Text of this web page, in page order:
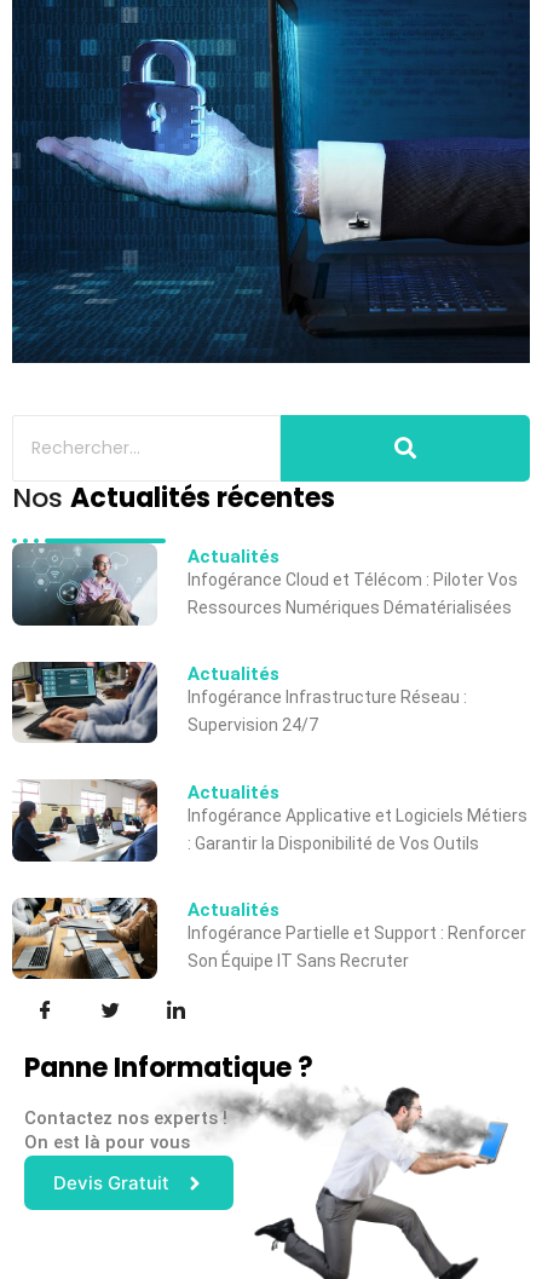
Nos Actualités récentes
Actualités
Infogérance Cloud et Télécom : Piloter Vos
Ressources Numériques Dématérialisées
Actualités
Infogérance Infrastructure Réseau :
Supervision 24/7
Actualités
Infogérance Applicative et Logiciels Métiers
: Garantir la Disponibilité de Vos Outils
Actualités
Infogérance Partielle et Support : Renforcer
Son Équipe IT Sans Recruter
Panne Informatique ?
Contactez nos experts !
On est là pour vous
Devis Gratuit